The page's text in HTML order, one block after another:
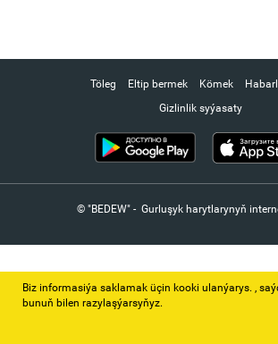
Töleg Eltip bermek Kömek
Gizlinlik syýasaty
© "BEDEW" - Gurluşyk harytlarynyň
Biz informasiýa saklamak üçin kooki ulanýarys. ‚
bunuň bilen razylaşýarsyňyz.